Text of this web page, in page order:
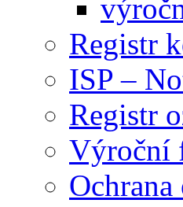
Registr
ISP –
Registr
Výroční